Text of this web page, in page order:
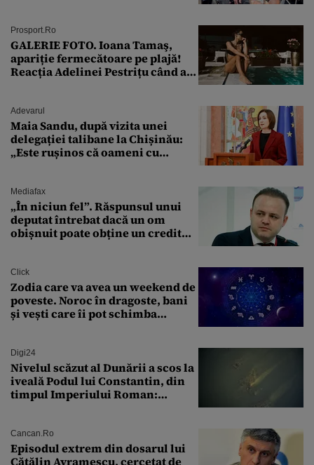
Prosport.ro
GALERIE FOTO. Ioana Tamaş,
apariție fermecătoare pe plajă!
Reacția Adelinei Pestrițu când a
Adevarul
Maia Sandu, după vizita unei
delegației talibane la Chișinău:
„Este rușinos că oameni cu
Mediafax
„În niciun fel”. Răspunsul unui
deputat întrebat dacă un om
obișnuit poate obține un credit
Click
Zodia care va avea un weekend de
poveste. Noroc în dragoste, bani
și vești care îi pot schimba
Digi24
Nivelul scăzut al Dunării a scos la
iveală Podul lui Constantin, din
timpul Imperiului Roman:
Cancan.ro
Episodul extrem din dosarul lui
Cătălin Avramescu, cercetat de